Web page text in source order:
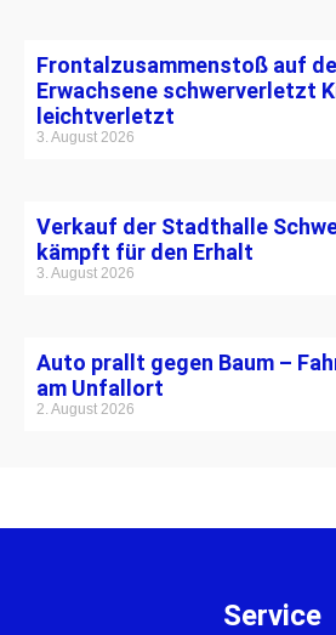
Frontalzusammenstoß auf
Erwachsene schwerverletzt
leichtverletzt
3. August 2026
Verkauf der Stadthalle
kämpft für den Erhalt
3. August 2026
Auto prallt gegen Baum –
am Unfallort
2. August 2026
Service